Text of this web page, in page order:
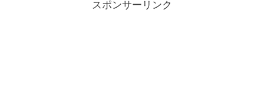
スポンサーリンク